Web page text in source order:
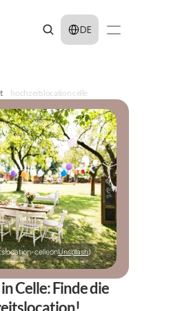
Select Language
DE
hochzeitslocation celle
celleonUnsplash)
Celle: Finde die